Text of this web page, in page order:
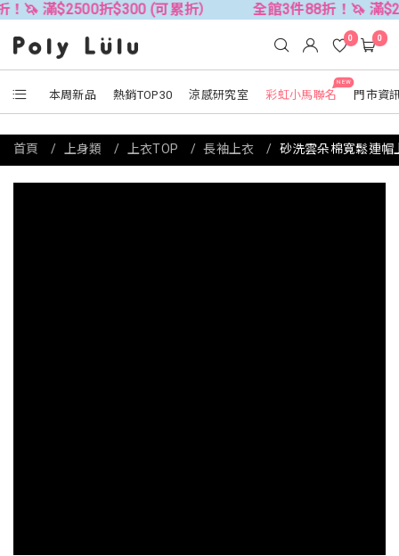
折$300 (可累折） 全館3件88折！🦄 滿$2500折$300 (
本周新品 熱銷TOP30 涼感研究室
NEW
彩虹小馬聯名 門市資
0 0
首頁 上身類 上衣TOP 長袖上衣 砂洗雲朵棉寬鬆連